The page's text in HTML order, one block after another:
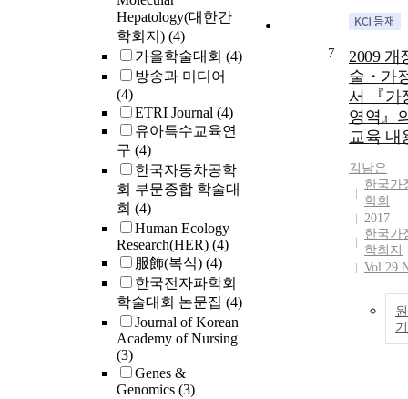
Hepatology(대한간
학회지) (4)
가을학술대회 (4)
방송과 미디어
(4)
ETRI Journal (4)
유아특수교육연
구 (4)
한국자동차공학
회 부문종합 학술대
회 (4)
Human Ecology
Research(HER) (4)
服飾(복식) (4)
한국전자파학회
학술대회 논문집 (4)
Journal of Korean
Academy of Nursing
(3)
Genes &
Genomics (3)
7
2009 개
술・가
서 『가
영역』
교육 내
김남은
한국가
학회
2017
한국가
학회지
Vol.29